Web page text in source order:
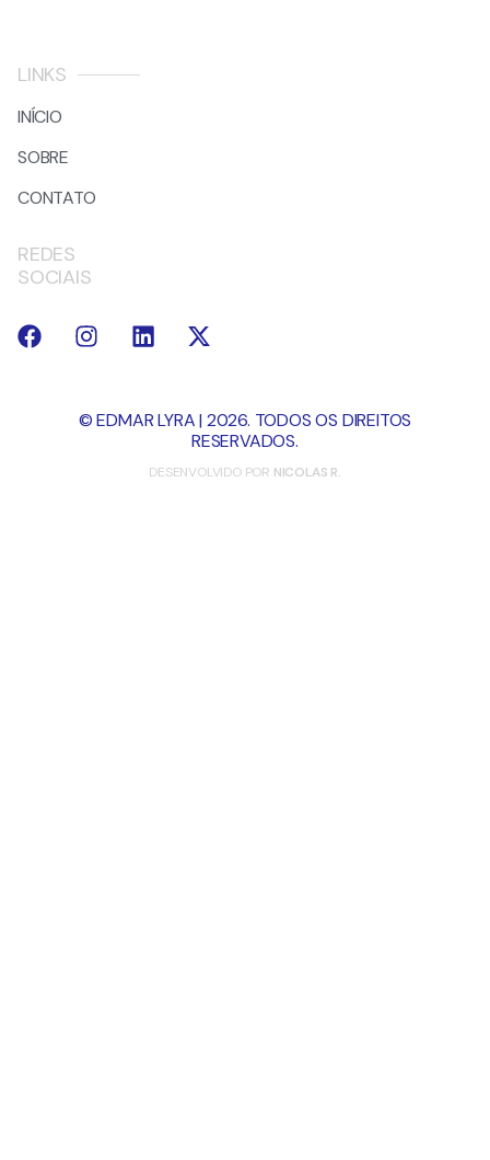
LINKS
INÍCIO
SOBRE
CONTATO
REDES
SOCIAIS
© EDMAR LYRA | 2026. TODOS OS DIREITOS
RESERVADOS.
DESENVOLVIDO POR NICOLAS R.